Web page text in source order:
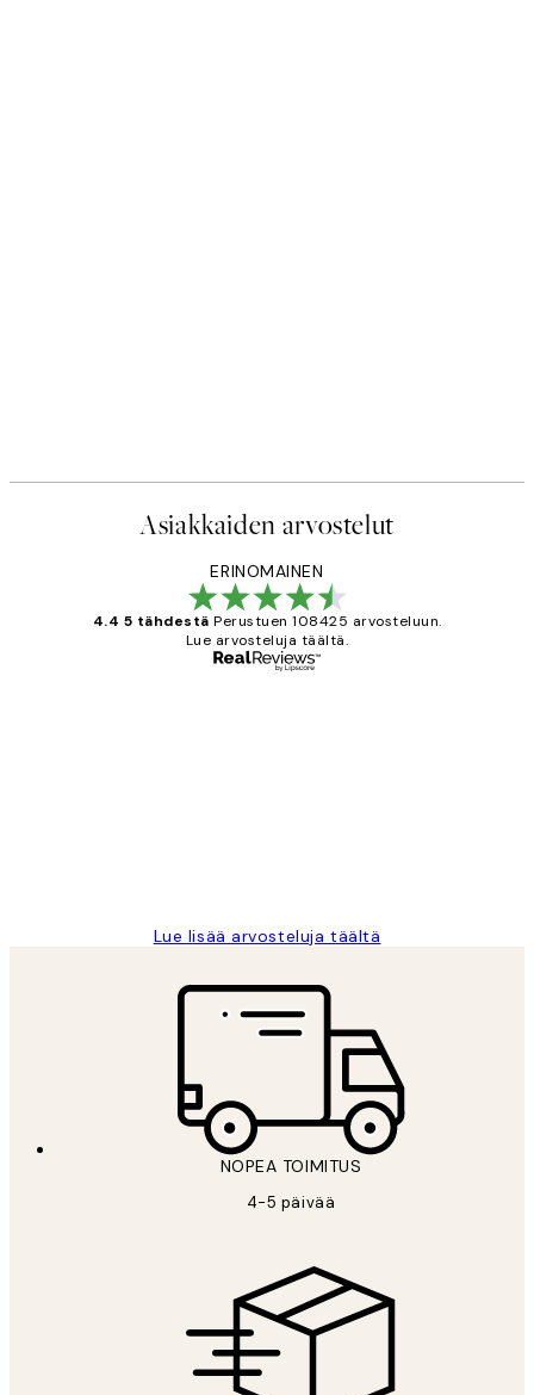
Asiakkaiden arvostelut
ERINOMAINEN
4.4 5 tähdestä Perustuen 108425 arvosteluun.
Lue arvosteluja täältä.
Lue lisää arvosteluja täältä
NOPEA TOIMITUS
4-5 päivää